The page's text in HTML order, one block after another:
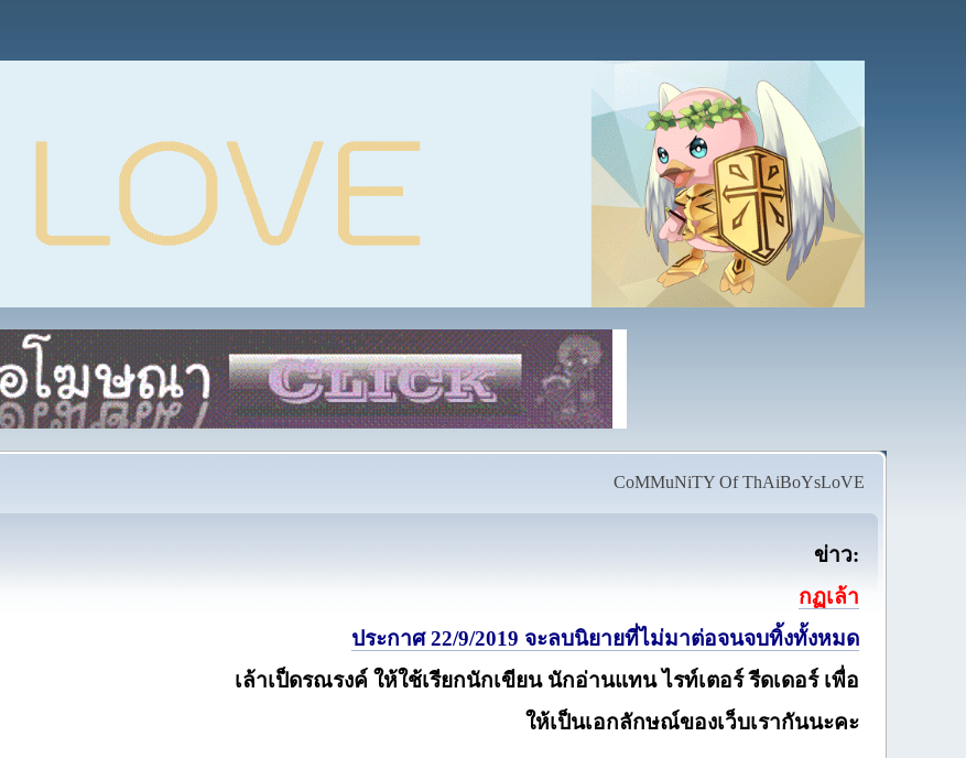
CoMMuNiTY Of ThAiBoYsLoVE
ข่าว:
กฏเล้า
ประกาศ 22/9/2019 จะลบนิยายที่ไม่มาต่อจนจบทิ้งทั้งหมด
เล้าเป็ดรณรงค์ ให้ใช้เรียกนักเขียน นักอ่านแทน ไรท์เตอร์ รีดเดอร์ เพื่อ
ให้เป็นเอกลักษณ์ของเว็บเรากันนะคะ